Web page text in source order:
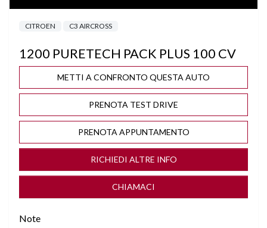
CRUISE CONTROL ADATTIVO
DISATTIVAZIONE AIRBAG LATO PASSEGGERO
FARI LED
INGRESSO USB
ISOFIX
LANE ASSIST
CITROEN C3 AIRCROSS
1200 PURETECH PACK PLUS 100 CV
METTI A CONFRONTO QUESTA AUTO
PRENOTA TEST DRIVE
PRENOTA APPUNTAMENTO
RICHIEDI ALTRE INFO
CHIAMACI
Note